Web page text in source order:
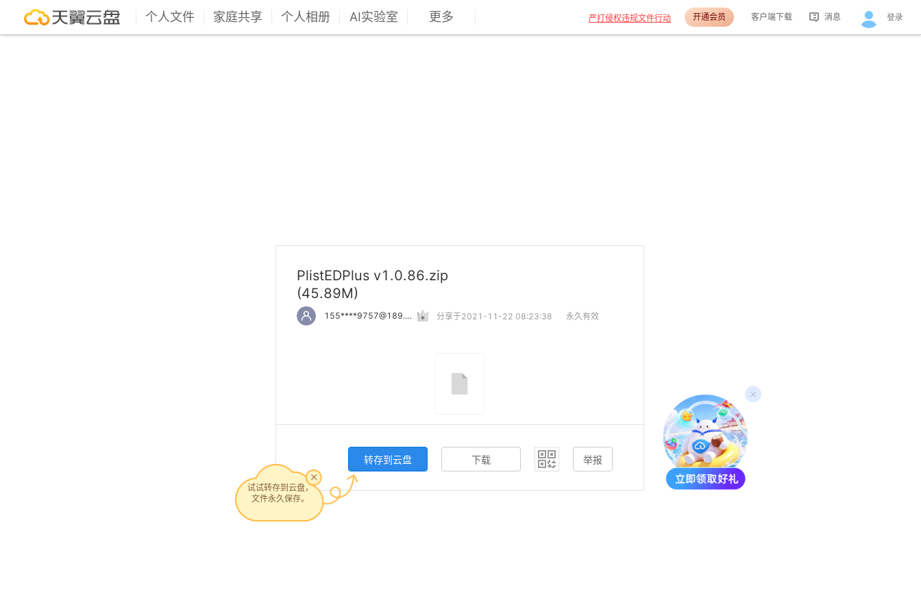
个人文件 家庭共享 个人相册 AI实验室 更多 严打侵权违规文件行动 开通会员 客户端下载 消息 登录
PlistEDPlus v1.0.86.zip
(45.89M)
155****9757@189.cn 分享于2021-11-22 08:23:38 永久有效
转存到云盘
试试转存到云盘，
文件永久保存。
下载 举报